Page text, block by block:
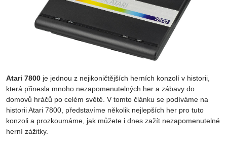
Atari 7800 je jednou z nejikoničtějších herních konzolí v historii,
která přinesla mnoho nezapomenutelných her a zábavy do
domovů hráčů po celém světě. V tomto článku se podíváme na
historii Atari 7800, představíme několik nejlepších her pro tuto
konzoli a prozkoumáme, jak můžete i dnes zažít nezapomenutelné
herní zážitky.